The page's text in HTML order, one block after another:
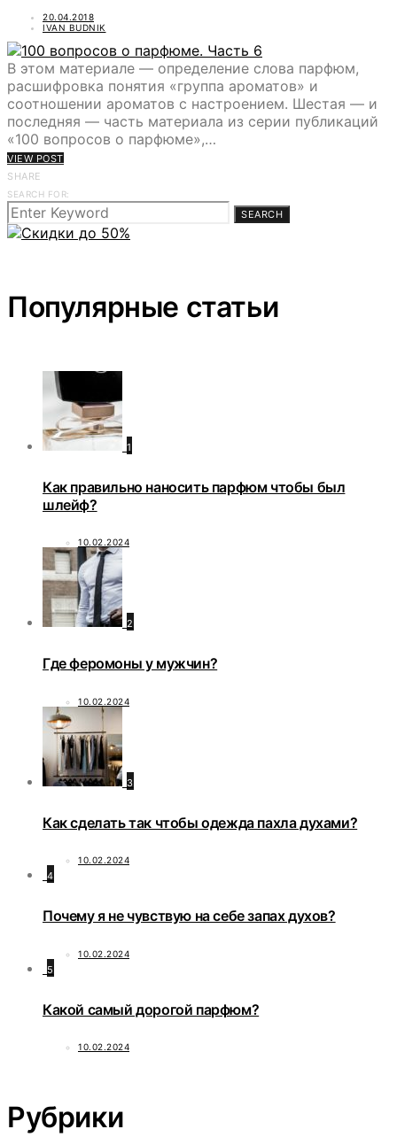
20.04.2018
IVAN BUDNIK
В этом материале — определение слова парфюм,
расшифровка понятия «группа ароматов» и
соотношении ароматов с настроением. Шестая — и
последняя — часть материала из серии публикаций
«100 вопросов о парфюме»,…
VIEW POST
SHARE
SEARCH FOR:
SEARCH
Популярные статьи
1
Как правильно наносить парфюм чтобы был
шлейф?
10.02.2024
2
Где феромоны у мужчин?
10.02.2024
3
Как сделать так чтобы одежда пахла духами?
10.02.2024
4
Почему я не чувствую на себе запах духов?
10.02.2024
5
Какой самый дорогой парфюм?
10.02.2024
Рубрики